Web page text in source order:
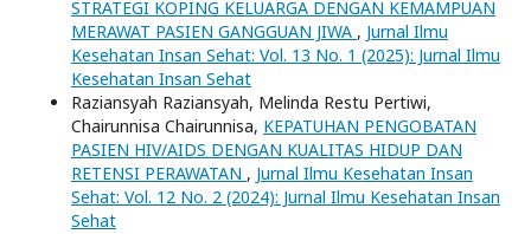
STRATEGI KOPING KELUARGA DENGAN KEMAMPUAN
MERAWAT PASIEN GANGGUAN JIWA , Jurnal Ilmu
Kesehatan Insan Sehat: Vol. 13 No. 1 (2025): Jurnal Ilmu
Kesehatan Insan Sehat
Raziansyah Raziansyah, Melinda Restu Pertiwi,
Chairunnisa Chairunnisa, KEPATUHAN PENGOBATAN
PASIEN HIV/AIDS DENGAN KUALITAS HIDUP DAN
RETENSI PERAWATAN , Jurnal Ilmu Kesehatan Insan
Sehat: Vol. 12 No. 2 (2024): Jurnal Ilmu Kesehatan Insan
Sehat